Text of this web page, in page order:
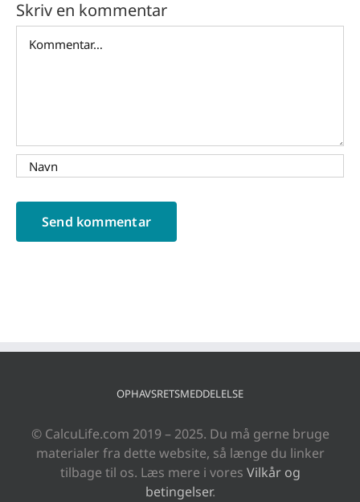
Skriv en kommentar
OPHAVSRETSMEDDELELSE
© CalcuLife.com 2019 – 2025. Du må gerne bruge
materialer fra dette website, så længe du linker
tilbage til os. Læs mere i vores Vilkår og
betingelser.